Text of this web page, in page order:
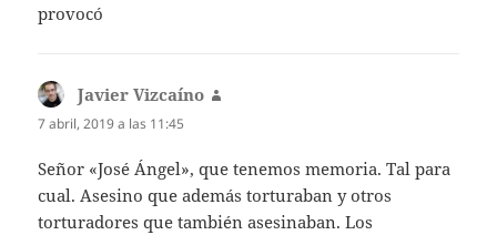
provocó
Javier Vizcaíno
7 abril, 2019 a las 11:45
Señor «José Ángel», que tenemos memoria. Tal para
cual. Asesino que además torturaban y otros
torturadores que también asesinaban. Los